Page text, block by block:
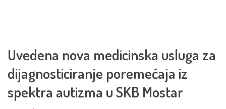
Uvedena nova medicinska usluga za
dijagnosticiranje poremećaja iz
spektra autizma u SKB Mostar